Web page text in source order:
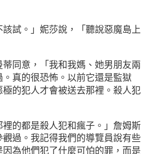
該試。」妮莎說，「聽說惡魔島上
蒂同意，「我和我媽、她男朋友兩
真的很恐怖。以前它還是監獄
極的犯人才會被送去那裡。殺人犯
裡的都是殺人犯和瘋子。」詹姆斯
觀過。我記得我們的導覽員說有些
因為他們犯了什麼可怕的罪，而是